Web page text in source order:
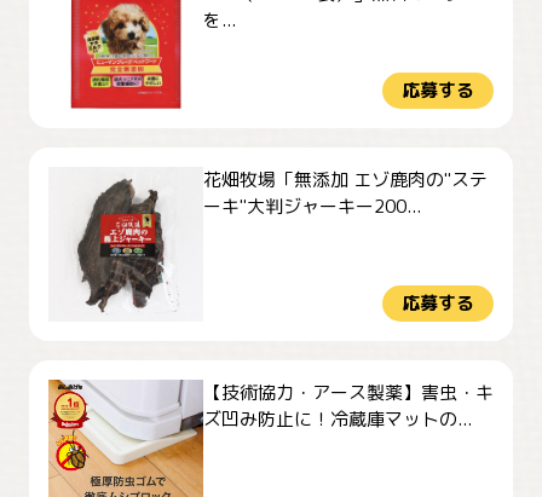
を...
応募する
花畑牧場「無添加 エゾ鹿肉の"ステ
ーキ"大判ジャーキー200...
応募する
【技術協力・アース製薬】害虫・キ
ズ凹み防止に！冷蔵庫マットの...